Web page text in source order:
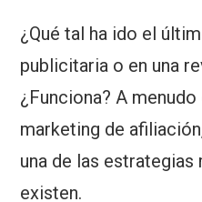
¿Qué tal ha ido el
publicitaria o en una
¿Funciona? A
marketing de
una de las
existen.